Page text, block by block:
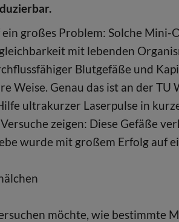
großes Problem: Solche Mini-
mit lebenden
Blutgefäße und
Weise. Genau das ist an der TU
ultrakurzer Laserpulse in
zeigen: Diese Gefäße
wurde mit großem Erfolg auf
möchte, wie bestimmte